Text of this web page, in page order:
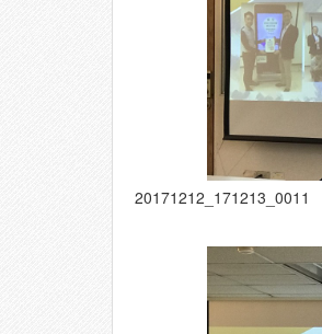
20171212_171213_0011